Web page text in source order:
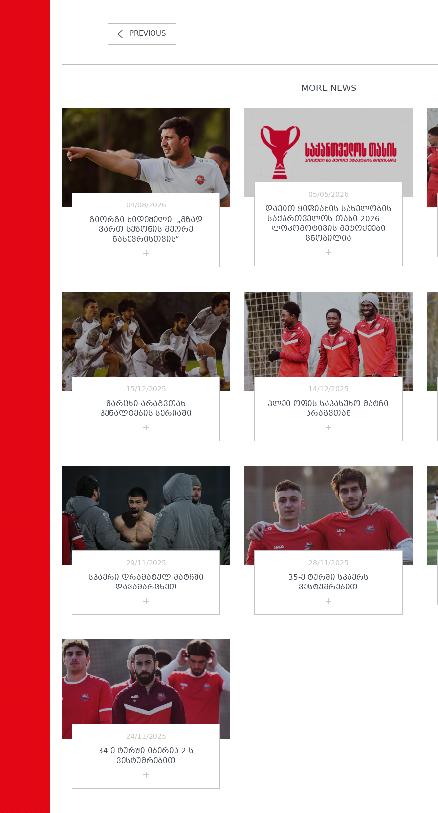
PREVIOUS
MORE NEWS
04/08/2026
ᲒᲘᲝᲠᲒᲘ ᲮᲘᲓᲔᲨᲔᲚᲘ: „ᲛᲖᲐᲓ
ᲕᲐᲠᲗ ᲡᲔᲖᲝᲜᲘᲡ ᲛᲔᲝᲠᲔ
ᲜᲐᲮᲔᲕᲠᲘᲡᲗᲕᲘᲡ“
05/05/2026
ᲓᲐᲕᲘᲗ ᲧᲘᲤᲘᲐᲜᲘᲡ ᲡᲐᲮᲔᲚᲝᲑᲘᲡ
ᲡᲐᲥᲐᲠᲗᲕᲔᲚᲝᲡ ᲗᲐᲡᲘ 2026 —
ᲚᲝᲙᲝᲛᲝᲢᲘᲕᲘᲡ ᲛᲔᲢᲝᲥᲔᲔᲑᲘ
ᲪᲜᲝᲑᲘᲚᲘᲐ
15/12/2025
ᲛᲐᲠᲪᲮᲘ ᲐᲠᲐᲒᲕᲗᲐᲜ
ᲞᲔᲜᲐᲚᲢᲔᲑᲘᲡ ᲡᲔᲠᲘᲐᲨᲘ
14/12/2025
ᲞᲚᲔᲘ-ᲝᲤᲘᲡ ᲡᲐᲞᲐᲡᲣᲮᲝ ᲛᲐᲢᲩᲘ
ᲐᲠᲐᲒᲕᲗᲐᲜ
29/11/2025
ᲡᲞᲐᲔᲠᲘ ᲓᲠᲐᲛᲐᲢᲣᲚ ᲛᲐᲢᲩᲨᲘ
ᲓᲐᲕᲐᲛᲐᲠᲪᲮᲔᲗ
28/11/2025
35-Ე ᲢᲣᲠᲨᲘ ᲡᲞᲐᲔᲠᲡ
ᲕᲔᲡᲢᲣᲛᲠᲔᲑᲘᲗ
24/11/2025
34-Ე ᲢᲣᲠᲨᲘ ᲘᲑᲔᲠᲘᲐ 2-Ს
ᲕᲔᲡᲢᲣᲛᲠᲔᲑᲘᲗ